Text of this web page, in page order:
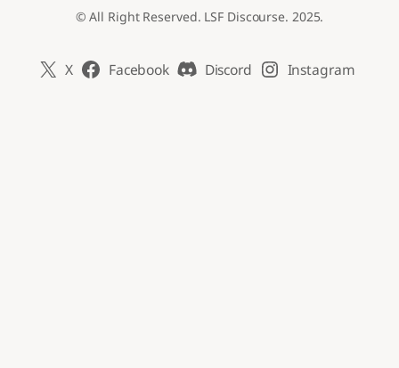
© All Right Reserved. LSF Discourse. 2025.
X Facebook Discord Instagram